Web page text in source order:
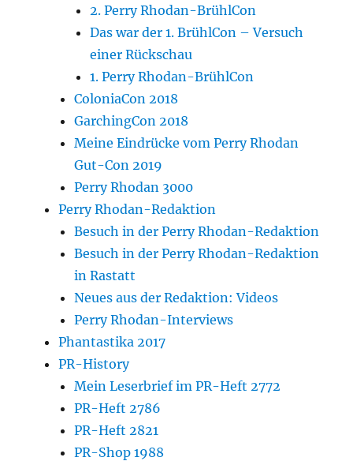
2. Perry Rhodan-BrühlCon
Das war der 1. BrühlCon – Versuch
einer Rückschau
1. Perry Rhodan-BrühlCon
ColoniaCon 2018
GarchingCon 2018
Meine Eindrücke vom Perry Rhodan
Gut-Con 2019
Perry Rhodan 3000
Perry Rhodan-Redaktion
Besuch in der Perry Rhodan-Redaktion
Besuch in der Perry Rhodan-Redaktion
in Rastatt
Neues aus der Redaktion: Videos
Perry Rhodan-Interviews
Phantastika 2017
PR-History
Mein Leserbrief im PR-Heft 2772
PR-Heft 2786
PR-Heft 2821
PR-Shop 1988